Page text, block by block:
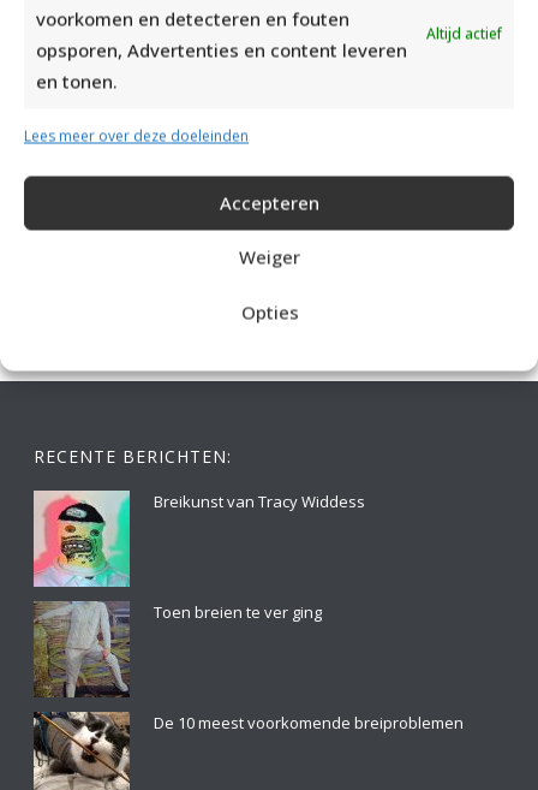
voorkomen en detecteren en fouten
opsporen, Advertenties en content leveren
en tonen.
Altijd actief
Lees meer over deze doeleinden
Accepteren
Weiger
Opties
RECENTE BERICHTEN:
Breikunst van Tracy Widdess
Toen breien te ver ging
De 10 meest voorkomende breiproblemen